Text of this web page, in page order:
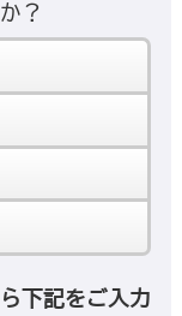
？
下記をご入力